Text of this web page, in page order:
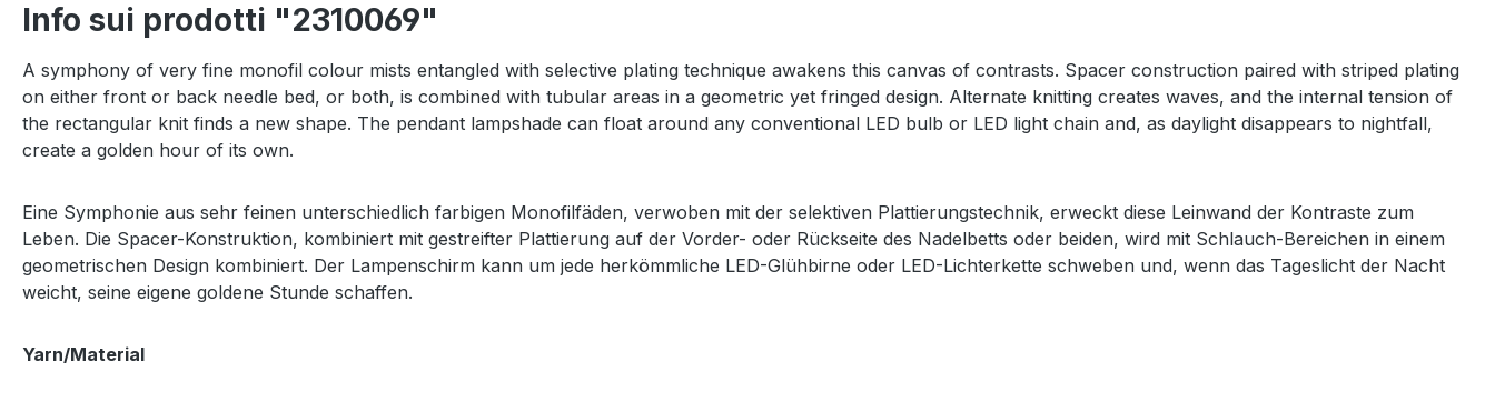
Info sui prodotti "2310069"
A symphony of very fine monofil colour mists entangled with selective plating technique awakens this canvas of contrasts. Spacer construction paired with striped plating
on either front or back needle bed, or both, is combined with tubular areas in a geometric yet fringed design. Alternate knitting creates waves, and the internal tension of
the rectangular knit finds a new shape. The pendant lampshade can float around any conventional LED bulb or LED light chain and, as daylight disappears to nightfall,
create a golden hour of its own.
Eine Symphonie aus sehr feinen unterschiedlich farbigen Monofilfäden, verwoben mit der selektiven Plattierungstechnik, erweckt diese Leinwand der Kontraste zum
Leben. Die Spacer-Konstruktion, kombiniert mit gestreifter Plattierung auf der Vorder- oder Rückseite des Nadelbetts oder beiden, wird mit Schlauch-Bereichen in einem
geometrischen Design kombiniert. Der Lampenschirm kann um jede herkömmliche LED-Glühbirne oder LED-Lichterkette schweben und, wenn das Tageslicht der Nacht
weicht, seine eigene goldene Stunde schaffen.
Yarn/Material